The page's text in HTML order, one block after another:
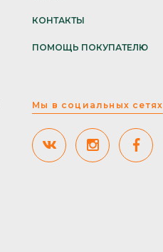
КОНТАКТЫ
ПОМОЩЬ ПОКУПАТЕЛЮ
Мы в социальных сетях